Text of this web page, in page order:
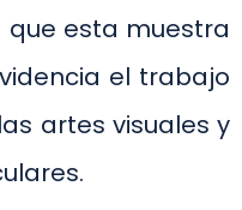
que esta muestra
el trabajo
artes visuales y